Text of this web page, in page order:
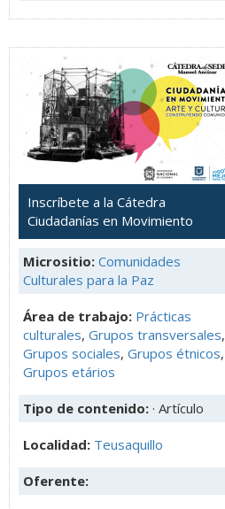
Inscríbete a la Cátedra
Ciudadanías en Movimiento
Micrositio: Comunidades
Culturales para la Paz
Área de trabajo: Prácticas
culturales, Grupos transversales,
Grupos sociales, Grupos étnicos,
Grupos etários
Tipo de contenido: · Artículo
Localidad: Teusaquillo
Oferente: